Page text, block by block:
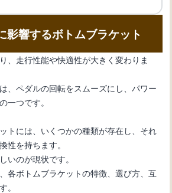
法：正確な設置手順を知ろう
術：変速機のワイヤー交換
自転車の内装変速機の仕組みとメンテ
ナンス方法を理解しよう
影響するボトムブラケット
、走行性能や快適性が大きく変わりま
、ペダルの回転をスムーズにし、パワー
一つです。
トには、いくつかの種類が存在し、それ
性を持ちます。
いのが現状です。
各ボトムブラケットの特徴、選び方、互
。